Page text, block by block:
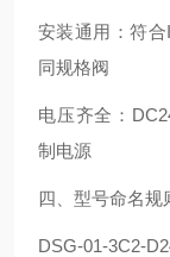
安装通用：符
同规格阀
电压齐全：
制电源
四、型号命名规